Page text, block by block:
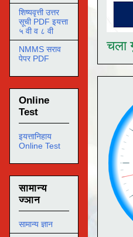
चला
शिष्यवृत्ती उत्तर
सूची PDF इयत्ता
५ वी व ८ वी
NMMS सराव
पेपर PDF
Online
Test
इयत्तानिहाय
Online Test
सामान्य
ज्ञान
सामान्य ज्ञान